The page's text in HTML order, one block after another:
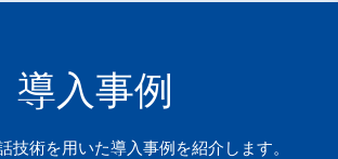
導入事例
技術を用いた導入事例を紹介します。